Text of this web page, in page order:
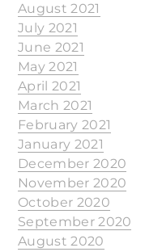
August 2021
July 2021
June 2021
May 2021
April 2021
March 2021
February 2021
January 2021
December 2020
November 2020
October 2020
September 2020
August 2020